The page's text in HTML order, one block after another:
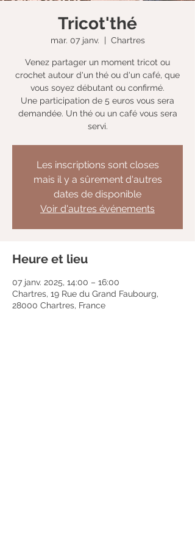
Tricot'thé
mar. 07 janv.
  |
Chartres
Venez partager un moment tricot ou
crochet autour d'un thé ou d'un café, que
vous soyez débutant ou confirmé.
Une participation de 5 euros vous sera
demandée. Un thé ou un café vous sera
servi.
Les inscriptions sont closes
mais il y a sûrement d'autres
dates de disponible
Voir d'autres événements
Heure et lieu
07 janv. 2025, 14:00 – 16:00
Chartres, 19 Rue du Grand Faubourg,
28000 Chartres, France